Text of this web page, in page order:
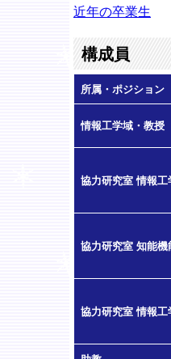
近年の卒業生
構成員
所属・ポジション
情報工学域・教授
協力研究室 情報
協力研究室 知能
協力研究室 情報